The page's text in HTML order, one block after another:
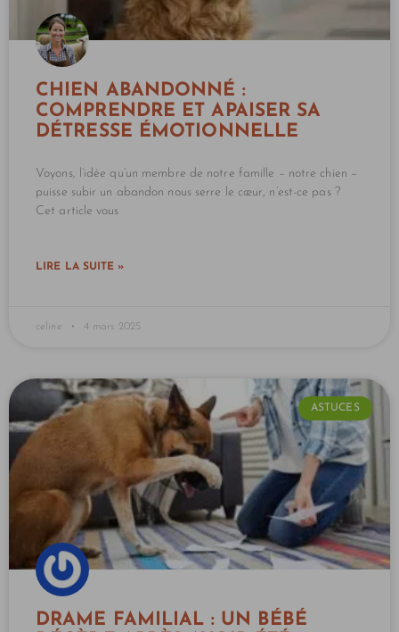
CHIEN ABANDONNÉ :
COMPRENDRE ET APAISER SA
DÉTRESSE ÉMOTIONNELLE
Voyons, l’idée qu’un membre de notre famille – notre chien –
puisse subir un abandon nous serre le cœur, n’est-ce pas ?
Cet article vous
LIRE LA SUITE »
celine 4 mars 2025
ASTUCES
DRAME FAMILIAL : UN BÉBÉ